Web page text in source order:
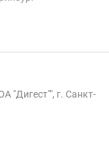
"Дигест"", г. Санкт-